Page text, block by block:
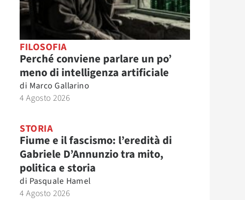
FILOSOFIA
Perché conviene parlare un po’
meno di intelligenza artificiale
di Marco Gallarino
4 Agosto 2026
STORIA
Fiume e il fascismo: l’eredità di
Gabriele D’Annunzio tra mito,
politica e storia
di Pasquale Hamel
4 Agosto 2026